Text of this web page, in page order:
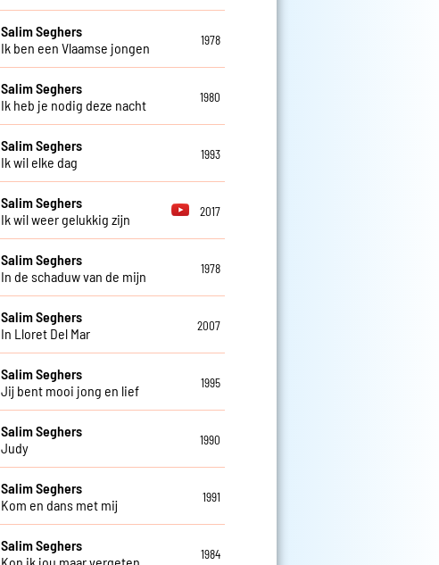
Salim Seghers
Ik ben een Vlaamse jongen
1978
Salim Seghers
Ik heb je nodig deze nacht
1980
Salim Seghers
Ik wil elke dag
1993
Salim Seghers
Ik wil weer gelukkig zijn
2017
Salim Seghers
In de schaduw van de mijn
1978
Salim Seghers
In Lloret Del Mar
2007
Salim Seghers
Jij bent mooi jong en lief
1995
Salim Seghers
Judy
1990
Salim Seghers
Kom en dans met mij
1991
Salim Seghers
1984